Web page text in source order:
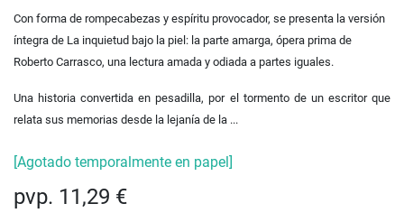
Con forma de rompecabezas y espíritu provocador, se presenta la versión
íntegra de La inquietud bajo la piel: la parte amarga, ópera prima de
Roberto Carrasco, una lectura amada y odiada a partes iguales.
Una historia convertida en pesadilla, por el tormento de un escritor que
relata sus memorias desde la lejanía de la ...
[Agotado temporalmente en papel]
pvp. 11,29 €